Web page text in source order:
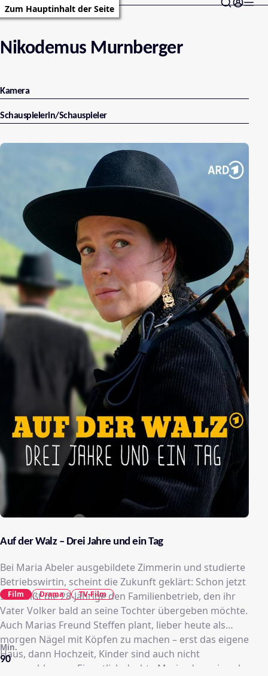
Zum Hauptinhalt der Seite
Nikodemus Murnberger
Kamera
Schauspielerin/Schauspieler
Auf der Walz – Drei Jahre und ein Tag
Bei Maria Abeler ausgebildete Zimmerin und studierte
Betriebswirtin, scheint die Zukunft geklärt: Schon jetzt
schmeißt die 28-Jährige den Familienbetrieb, den ihr
Vater Volker bald an seine Tochter übergeben möchte.
Auch Marias Freund Steffen plant, lieber heute als
morgen Nägel mit Köpfen zu machen – erst das eigene
Haus, dann Hochzeit, Kinder sind auch nicht
ausgeschlossen. Eigentlich dachte Maria, das sei auch
90
Min.
Film Drama TV-Film